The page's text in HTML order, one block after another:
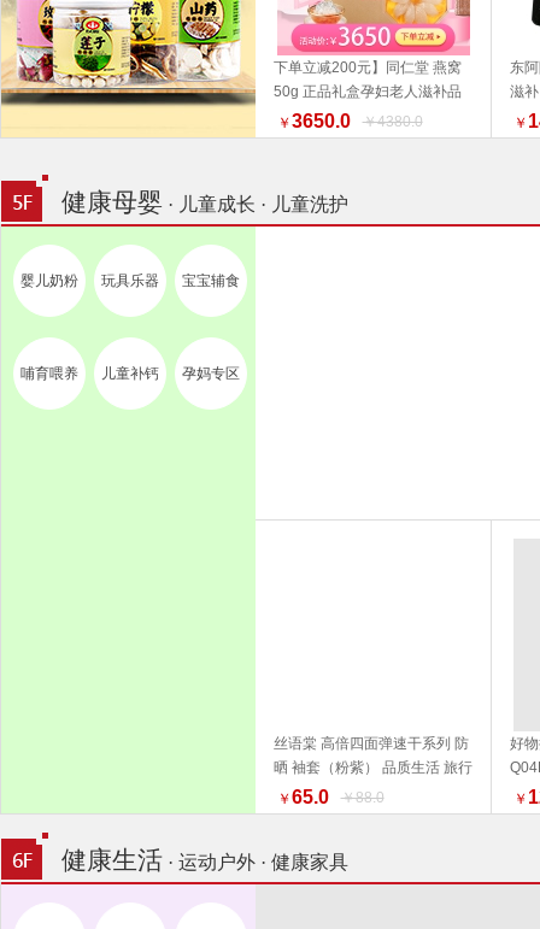
下单立减200元】同仁堂 燕窝
50g 正品礼盒孕妇老人滋补品
好物推荐 端午礼盒推荐
￥ 3650.0 ￥4380.0
东
滋补
￥
健康母婴 · 儿童成长 · 儿童洗护
婴儿奶粉 玩具乐器 宝宝辅食
哺育喂养 儿童补钙 孕妈专区
丝语棠 高倍四面弹速干系列 防
晒 袖套（粉紫） 品质生活 旅行
户外
￥ 65.0 ￥88.0
好
活
￥
健康生活 · 运动户外 · 健康家具